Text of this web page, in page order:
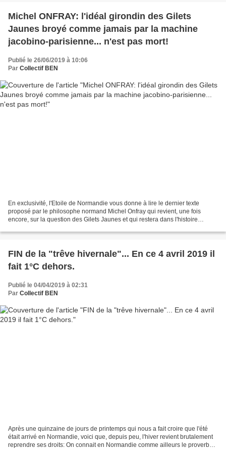
Michel ONFRAY: l'idéal girondin des Gilets
Jaunes broyé comme jamais par la machine
jacobino-parisienne... n'est pas mort!
Publié le 26/06/2019 à 10:06
Par Collectif BEN
En exclusivité, l'Etoile de Normandie vous donne à lire le dernier texte
proposé par le philosophe normand Michel Onfray qui revient, une fois
encore, sur la question des Gilets Jaunes et qui restera dans l'histoire
FIN de la "trêve hivernale"... En ce 4 avril 2019 il
fait 1°C dehors.
Publié le 04/04/2019 à 02:31
Par Collectif BEN
Après une quinzaine de jours de printemps qui nous a fait croire que l'été
était arrivé en Normandie, voici que, depuis peu, l'hiver revient brutalement
reprendre ses droits: On connait en Normandie comme ailleurs le proverbe